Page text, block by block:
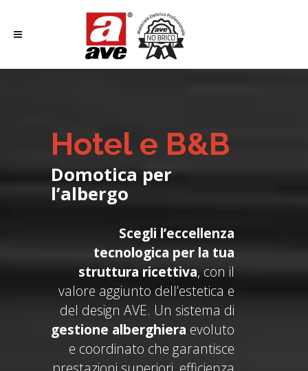
Hotel e B&B
Domotica per
l’albergo
Scegli l’eccellenza
tecnologica per la tua
struttura ricettiva, con il
valore aggiunto dell’estetica e
del design AVE. Un sistema di
gestione alberghiera evoluto
e coordinato che garantisce